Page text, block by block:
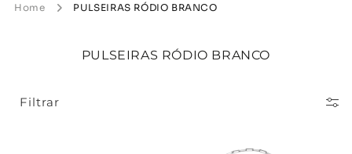
Home PULSEIRAS RÓDIO BRANCO
C
PULSEIRAS RÓDIO BRANCO
Filtrar